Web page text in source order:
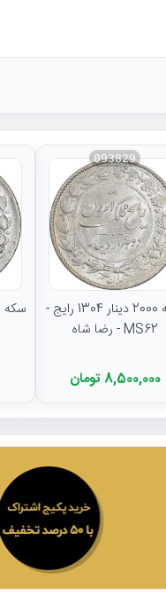
093829
سکه 2000 دینار 1304 رایج -
MS62 - رضا شاه
8,500,000 تومان